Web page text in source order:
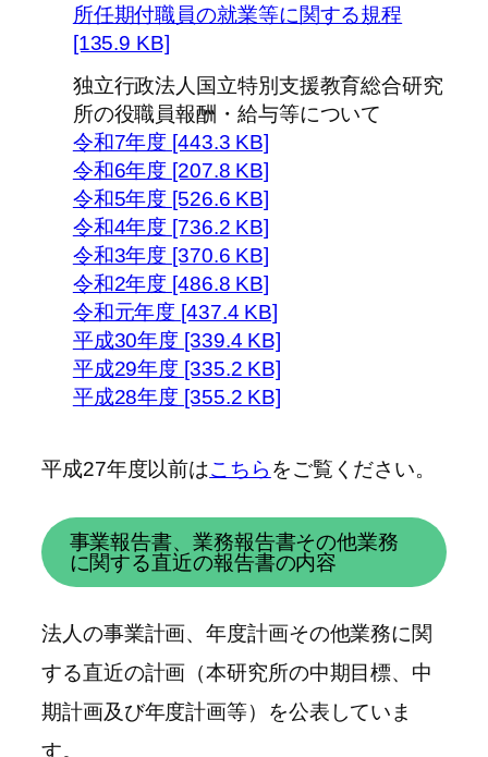
所任期付職員の就業等に関する規程
[135.9 KB]
独立行政法人国立特別支援教育総合研究
所の役職員報酬・給与等について
令和7年度 [443.3 KB]
令和6年度 [207.8 KB]
令和5年度 [526.6 KB]
令和4年度 [736.2 KB]
令和3年度 [370.6 KB]
令和2年度 [486.8 KB]
令和元年度 [437.4 KB]
平成30年度 [339.4 KB]
平成29年度 [335.2 KB]
平成28年度 [355.2 KB]
平成27年度以前はこちら をご覧ください。
事業報告書、業務報告書その他業務
に関する直近の報告書の内容
法人の事業計画、年度計画その他業務に関
する直近の計画（本研究所の中期目標、中
期計画及び年度計画等）を公表していま
す。